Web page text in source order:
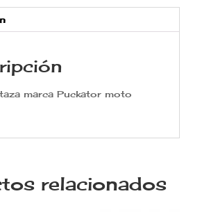
marca Puckator moto
relacionados